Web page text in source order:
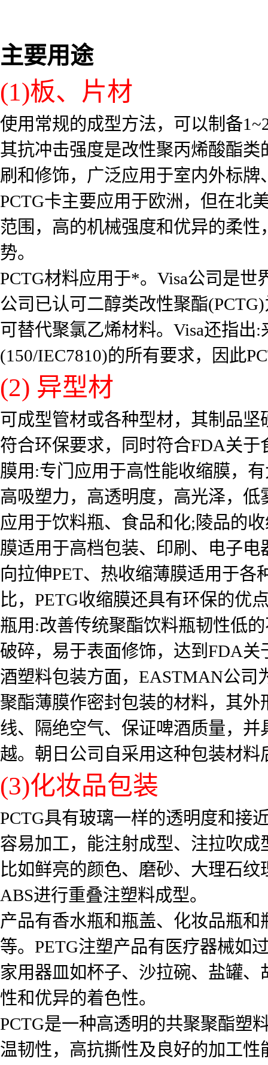
主要用途
(1)板、片材
使用常规的成型方法，可以制备
其抗冲击强度是改性聚丙烯酸酯
刷和修饰，广泛应用于室内外标
PCTG卡主要应用于欧洲，但在北
范围，高的机械强度和优异的柔
势。
PCTG材料应用于*。Visa公司是
公司已认可二醇类改性聚酯
可替代聚氯乙烯材料。Visa还指出
(150/IEC7810)的所有要求，因此
(2) 异型材
可成型管材或各种型材，其制品
符合环保要求，同时符合FDA关
膜用:专门应用于高性能收缩膜，
高吸塑力，高透明度，高光泽，
应用于饮料瓶、食品和化;陵品的
膜适用于高档包装、印刷、电子
向拉伸PET、热收缩薄膜适用于各
比，PETG收缩膜还具有环保的优
瓶用:改善传统聚酯饮料瓶韧性低
破碎，易于表面修饰，达到FDA
酒塑料包装方面，EASTMAN公司
聚酯薄膜作密封包装的材料，其
线、隔绝空气、保证啤酒质量，
越。朝日公司自采用这种包装材料
(3)化妆品包装
PCTG具有玻璃一样的透明度和接
容易加工，能注射成型、注拉吹
比如鲜亮的颜色、磨砂、大理石
ABS进行重叠注塑料成型。
产品有香水瓶和瓶盖、化妆品瓶
等。PETG注塑产品有医疗器械如
家用器皿如杯子、沙拉碗、盐罐
性和优异的着色性。
PCTG是一种高透明的共聚聚酯塑
温韧性，高抗撕性及良好的加工